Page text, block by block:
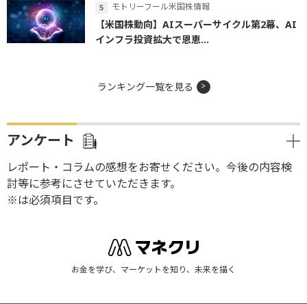
モトリーフール米国株情報
【米国株動向】AIスーパーサイクル第2幕、AI
インフラ投資拡大で恩恵...
ランキング一覧を見る
アンケート
レポート・コラムの感想をお寄せください。今後の内容検
討等に参考にさせていただきます。
※は必須項目です。
お金を学び、マーケットを知り、未来を描く